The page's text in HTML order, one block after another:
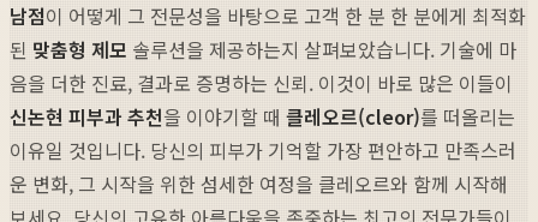
남점이 어떻게 그 전문성을 바탕으로 고객 한 분 한 분에게 최적화
된 맞춤형 제모 솔루션을 제공하는지 살펴보았습니다. 기술에 마
음을 더한 진료, 결과로 증명하는 신뢰. 이것이 바로 많은 이들이
신논현 피부과 추천을 이야기할 때 클레오르(cleor)를 떠올리는
이유일 것입니다. 당신의 피부가 기억할 가장 편안하고 만족스러
운 변화, 그 시작을 위한 섬세한 여정을 클레오르와 함께 시작해